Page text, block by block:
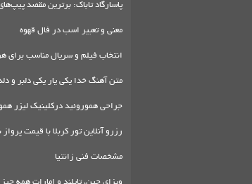
پاسارگاد تاباک: برترین مقصد
معنی و تعبیر اسب در فال قهوه
انتخاب فیلم و سریال مناسب برای
متن آهنگ خدا یکی یار یکی دلبر و
جراحی هموروئید درکلینیک لیزر
رزرو آنلاین تور کربلا با قیمت
مشخصات فنی زانتیا